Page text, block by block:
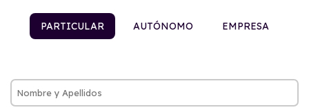
PARTICULAR AUTÓNOMO EMPRESA